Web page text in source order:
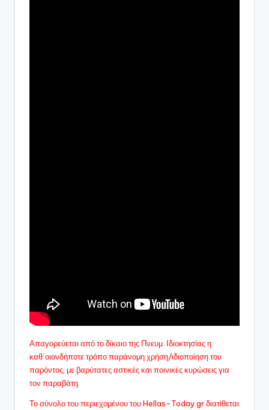
Απαγορεύεται από το δίκαιο της Πνευμ. Ιδιοκτησίας η
καθ΄οιονδήποτε τρόπο παράνομη χρήση/ιδιοποίηση του
παρόντος, με βαρύτατες αστικές και ποινικές κυρώσεις για
τον παραβάτη.
Το σύνολο του περιεχομένου του Hellas-Today.gr διατίθεται